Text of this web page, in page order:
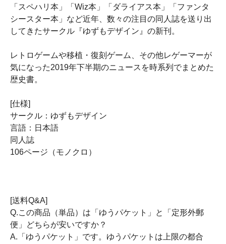
「スペハリ本」「Wiz本」「ダライアス本」「ファンタ
シースター本」など近年、数々の注目の同人誌を送り出
してきたサークル『ゆずもデザイン』の新刊。
レトロゲームや移植・復刻ゲーム、その他レゲーマーが
気になった2019年下半期のニュースを時系列でまとめた
歴史書。
[仕様]
サークル：ゆずもデザイン
言語：日本語
同人誌
106ページ（モノクロ）
[送料Q&A]
Q.この商品（単品）は「ゆうパケット」と「定形外郵
便」どちらが安いですか？
A.「ゆうパケット」です。ゆうパケットは上限の都合